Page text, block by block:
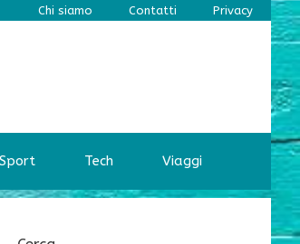
Chi siamo Contatti Privacy
Sport Tech Viaggi